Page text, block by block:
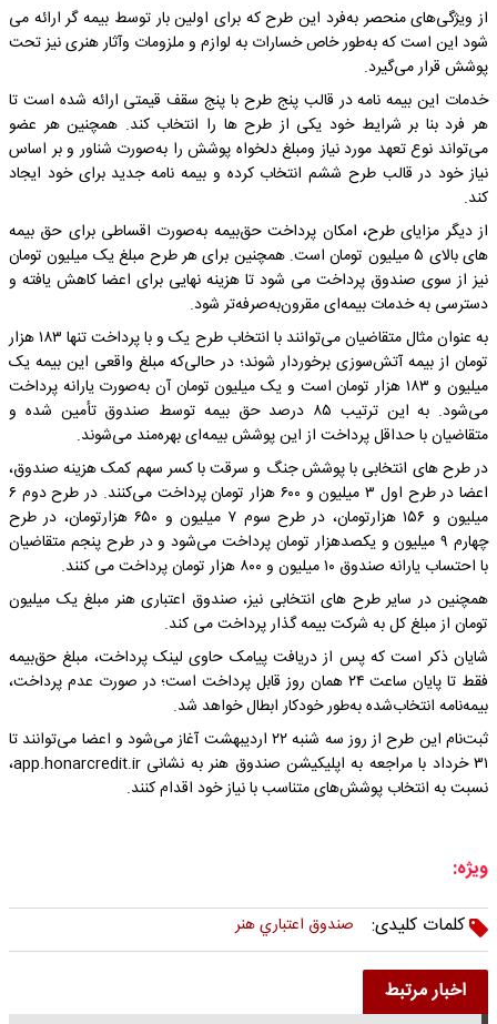
از ویژگی‌های منحصر به‌فرد این طرح که برای اولین بار توسط بیمه گر ارائه می
شود این است که به‌طور خاص خسارات به لوازم و ملزومات وآثار هنری نیز تحت
پوشش قرار می‌گیرد.
خدمات این بیمه نامه در قالب پنج طرح با پنج سقف قیمتی ارائه شده است تا
هر فرد بنا بر شرایط خود یکی از طرح ها را انتخاب کند. همچنین هر عضو
می‌تواند نوع تعهد مورد نیاز ومبلغ دلخواه پوشش را به‌صورت شناور و بر اساس
نیاز خود در قالب طرح ششم انتخاب کرده و بیمه نامه جدید برای خود ایجاد
کند.
از دیگر مزایای طرح، امکان پرداخت حق‌بیمه به‌صورت اقساطی برای حق بیمه
های بالای ۵ میلیون تومان است. همچنین برای هر طرح مبلغ یک میلیون تومان
نیز از سوی صندوق پرداخت می شود تا هزینه نهایی برای اعضا کاهش یافته و
دسترسی به خدمات بیمه‌ای مقرون‌به‌صرفه‌تر شود.
به عنوان مثال متقاضیان می‌توانند با انتخاب طرح یک و با پرداخت تنها ۱۸۳ هزار
تومان از بیمه آتش‌سوزی برخوردار شوند؛ در حالی‌که مبلغ واقعی این بیمه یک
میلیون و ۱۸۳ هزار تومان است و یک میلیون تومان آن به‌صورت یارانه پرداخت
می‌شود. به این ترتیب ۸۵ درصد حق بیمه توسط صندوق تأمین شده و
متقاضیان با حداقل پرداخت از این پوشش بیمه‌ای بهره‌مند می‌شوند.
در طرح های انتخابی با پوشش جنگ و سرقت با کسر سهم کمک هزینه صندوق،
اعضا در طرح اول ۳ میلیون و ۶۰۰ هزار تومان پرداخت می‌کنند. در طرح دوم ۶
میلیون و ۱۵۶ هزارتومان، در طرح سوم ۷ میلیون و ۶۵۰ هزارتومان، در طرح
چهارم ۹ میلیون و یکصدهزار تومان پرداخت می‌شود و در طرح پنجم متقاضیان
با احتساب یارانه صندوق ۱۰ میلیون و ۸۰۰ هزار تومان پرداخت می کنند.
همچنین در سایر طرح های انتخابی نیز، صندوق اعتباری هنر مبلغ یک میلیون
تومان از مبلغ کل به شرکت بیمه گذار پرداخت می کند.
شایان ذکر است که پس از دریافت پیامک حاوی لینک پرداخت، مبلغ حق‌بیمه
فقط تا پایان ساعت ۲۴ همان روز قابل پرداخت است؛ در صورت عدم پرداخت،
بیمه‌نامه انتخاب‌شده به‌طور خودکار ابطال خواهد شد.
ثبت‌نام این طرح از روز سه شنبه ۲۲ اردیبهشت آغاز می‌شود و اعضا می‌توانند تا
۳۱ خرداد با مراجعه به اپلیکیشن صندوق هنر به نشانی app.honarcredit.ir،
نسبت به انتخاب پوشش‌های متناسب با نیاز خود اقدام کنند.
ویژه:
کلمات کلیدی:
صندوق اعتباري هنر
اخبار مرتبط